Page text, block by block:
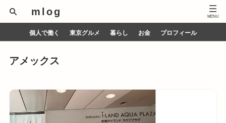
mlog
個人で働く 東京グルメ 暮らし お金 プロフィール
アメックス